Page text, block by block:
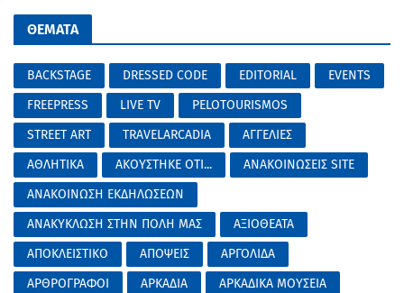
ΘΕΜΑΤΑ
BACKSTAGE DRESSED CODE EDITORIAL
EVENTS
FREEPRESS
LIVE TV
PELOTOURISMOS
STREET ART
TRAVELARCADIA
ΑΓΓΕΛΙΕΣ
ΑΘΛΗΤΙΚΑ
ΑΚΟΥΣΤΗΚΕ ΟΤΙ...
ΑΝΑΚΟΙΝΩΣΕΙΣ SITE
ΑΝΑΚΟΙΝΩΣΗ ΕΚΔΗΛΩΣΕΩΝ
ΑΝΑΚΥΚΛΩΣΗ ΣΤΗΝ ΠΟΛΗ ΜΑΣ
ΑΞΙΟΘΕΑΤΑ
ΑΠΟΚΛΕΙΣΤΙΚΟ
ΑΠΟΨΕΙΣ
ΑΡΓΟΛΙΔΑ
ΑΡΘΡΟΓΡΑΦΟΙ
ΑΡΚΑΔΙΑ
ΑΡΚΑΔΙΚΑ ΜΟΥΣΕΙΑ